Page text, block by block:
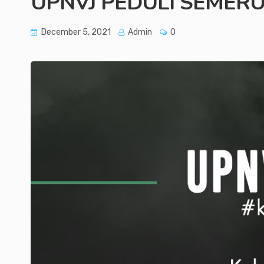
December 5, 2021 Admin 0